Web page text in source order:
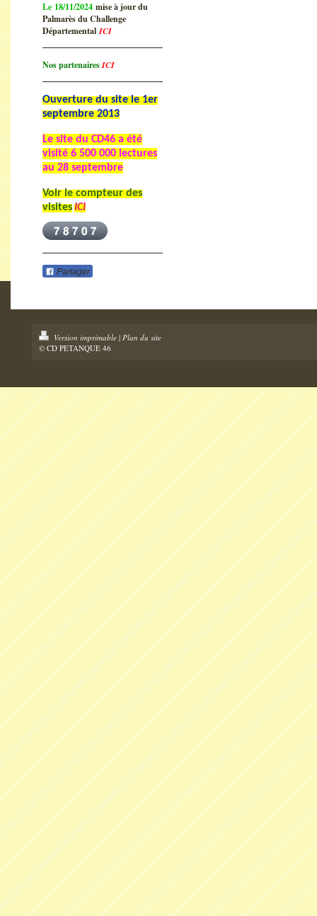
Le 18/11/2024 mise à jour du
Palmarès du Challenge
DépartementalICI
Nos partenairesICI
Ouverture du site le 1er
septembre 2013
Le site du CD46 a été
visité 6 500 000 lectures
au 28 septembre
Voir le compteur des
visitesICI
Partager
Version imprimable | Plan du site
© CD PETANQUE 46